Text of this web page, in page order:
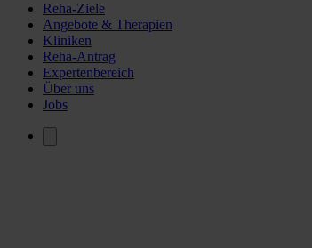
Reha-Ziele
Angebote & Therapien
Kliniken
Reha-Antrag
Expertenbereich
Über uns
Jobs